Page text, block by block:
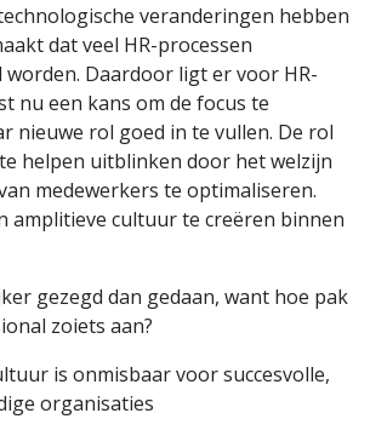
veranderingen hebben
dat veel HR-processen
Daardoor ligt er voor HR-
nu een kans om de focus te
nieuwe rol goed in te vullen. De rol
helpen uitblinken door het welzijn
medewerkers te optimaliseren.
amplitieve cultuur te creëren binnen
gezegd dan gedaan, want hoe pak
zoiets aan?
is onmisbaar voor succesvolle,
organisaties